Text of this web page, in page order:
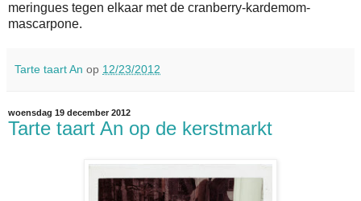
meringues tegen elkaar met de cranberry-kardemom-
mascarpone.
Tarte taart An op 12/23/2012
woensdag 19 december 2012
Tarte taart An op de kerstmarkt